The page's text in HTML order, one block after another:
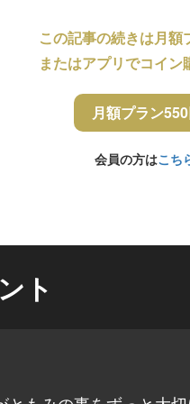
この記事の続きは月額
またはアプリでコイ
月額プラン
会員の方はこち
ト